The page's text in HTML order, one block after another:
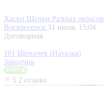
Хаски Щенки Разных окрасов
Воскресенск 31 июля, 15:04
Договорная
101 Щеночек (Наталья)
Заводчик
5 2 отзыва